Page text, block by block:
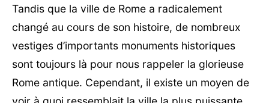
Tandis que la ville de Rome a radicalement
changé au cours de son histoire, de nombreux
vestiges d’importants monuments historiques
sont toujours là pour nous rappeler la glorieuse
Rome antique. Cependant, il existe un moyen de